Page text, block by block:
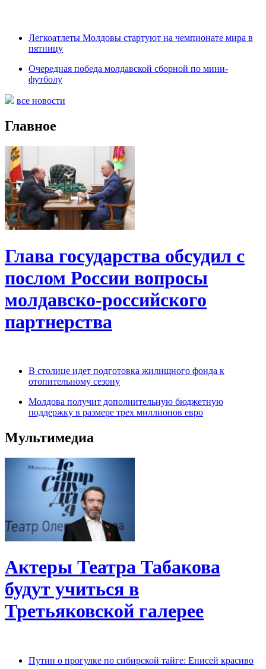
Легкоатлеты Молдовы стартуют на чемпионате мира в
пятницу
Очередная победа молдавской сборной по мини-
футболу
все новости
Главное
Глава государства обсудил с
послом России вопросы
молдавско-российского
партнерства
В столице идет подготовка жилищного фонда к
отопительному сезону
Молдова получит дополнительную бюджетную
поддержку в размере трех миллионов евро
Мультимедиа
Актеры Театра Табакова
будут учиться в
Третьяковской галерее
Путин о прогулке по сибирской тайге: Енисей красиво